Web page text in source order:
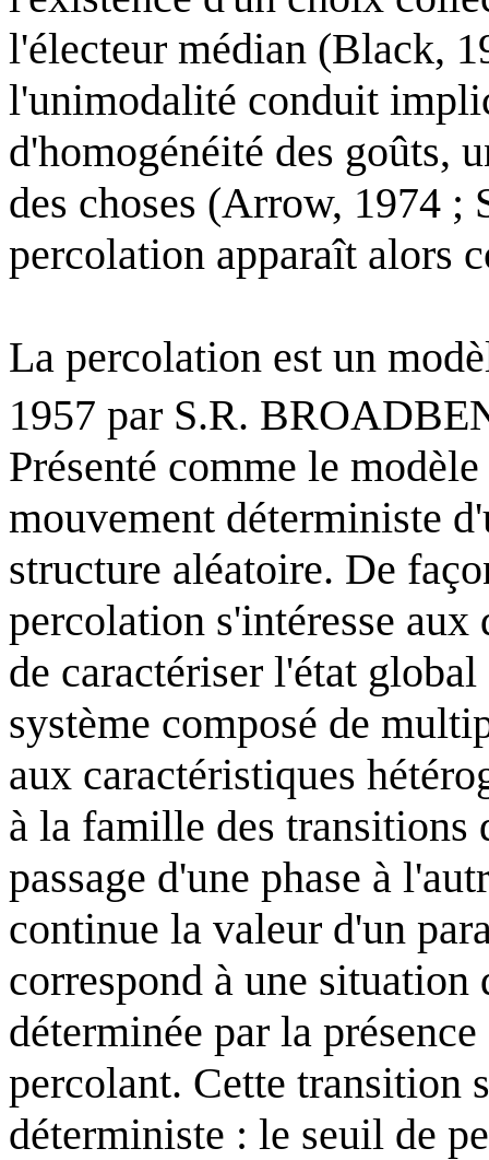
l'électeur médian (Black,
l'unimodalité conduit
d'homogénéité des goûts,
des choses (Arrow, 1974 ;
percolation apparaît alors
La percolation est un
1957 par S.R.
Présenté comme le modèle
mouvement déterministe
structure aléatoire. De
percolation s'intéresse
de caractériser l'état
système composé de
aux caractéristiques
à la famille des transitions
passage d'une phase à
continue la valeur d'un
correspond à une
déterminée par la
percolant. Cette transition
déterministe : le seuil de